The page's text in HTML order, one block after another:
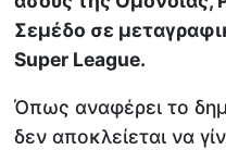
Σεμέδο σε
Super League.
Όπως αναφέρει το
δεν αποκλείεται να